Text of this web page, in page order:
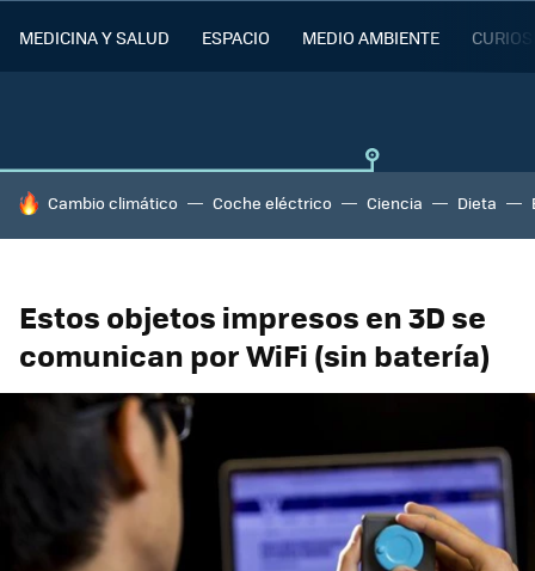
MEDICINA Y SALUD ESPACIO MEDIO AMBIENTE
HOY SE HABLA DE
Cambio climático Coche eléctrico Ciencia Dieta
Estos objetos impresos en 3D se
comunican por WiFi (sin batería)